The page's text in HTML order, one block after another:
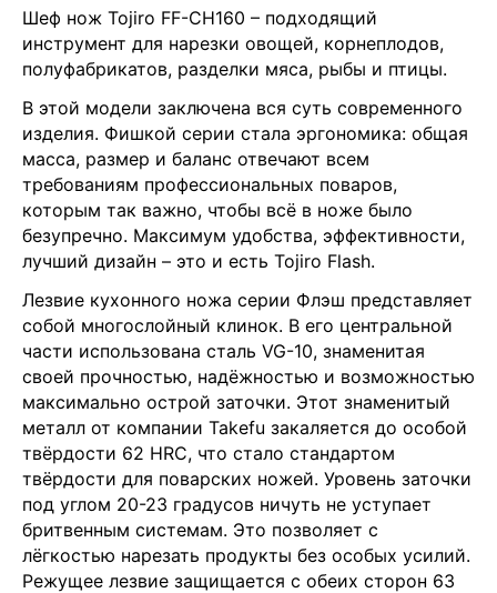
Шеф нож Tojiro FF-CH160 – подходящий
инструмент для нарезки овощей, корнеплодов,
полуфабрикатов, разделки мяса, рыбы и птицы.
В этой модели заключена вся суть современного
изделия. Фишкой серии стала эргономика: общая
масса, размер и баланс отвечают всем
требованиям профессиональных поваров,
которым так важно, чтобы всё в ноже было
безупречно. Максимум удобства, эффективности,
лучший дизайн – это и есть Tojiro Flash.
Лезвие кухонного ножа серии Флэш представляет
собой многослойный клинок. В его центральной
части использована сталь VG-10, знаменитая
своей прочностью, надёжностью и возможностью
максимально острой заточки. Этот знаменитый
металл от компании Takefu закаляется до особой
твёрдости 62 HRC, что стало стандартом
твёрдости для поварских ножей. Уровень заточки
под углом 20-23 градусов ничуть не уступает
бритвенным системам. Это позволяет с
лёгкостью нарезать продукты без особых усилий.
Режущее лезвие защищается с обеих сторон 63